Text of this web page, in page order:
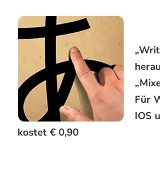
Für
IOS
kostet € 0,90